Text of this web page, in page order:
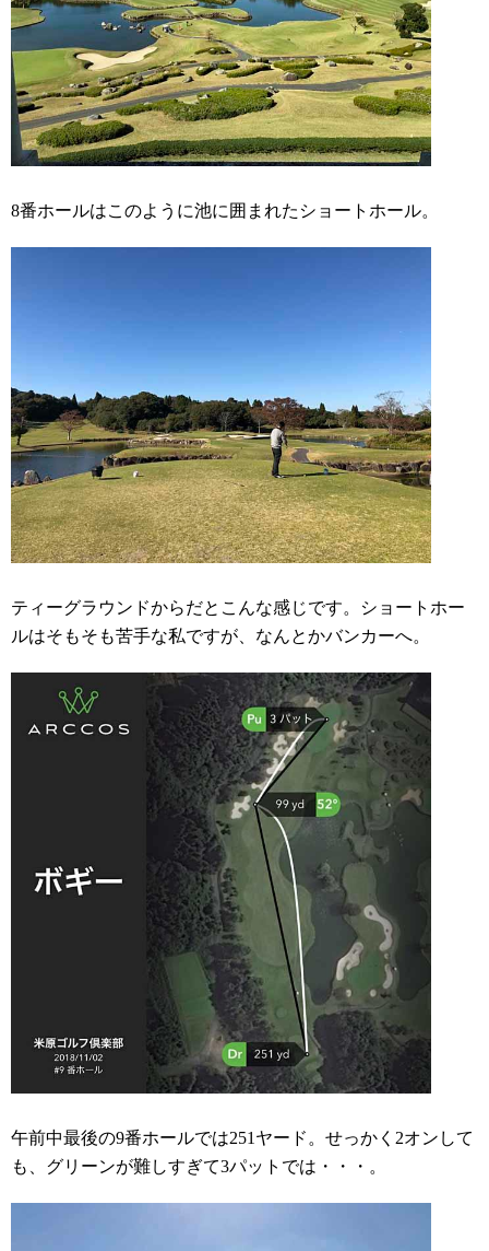
8番ホールはこのように池に囲まれたショートホール。
ティーグラウンドからだとこんな感じです。ショートホー
ルはそもそも苦手な私ですが、なんとかバンカーへ。
午前中最後の9番ホールでは251ヤード。せっかく2オンして
も、グリーンが難しすぎて3パットでは・・・。